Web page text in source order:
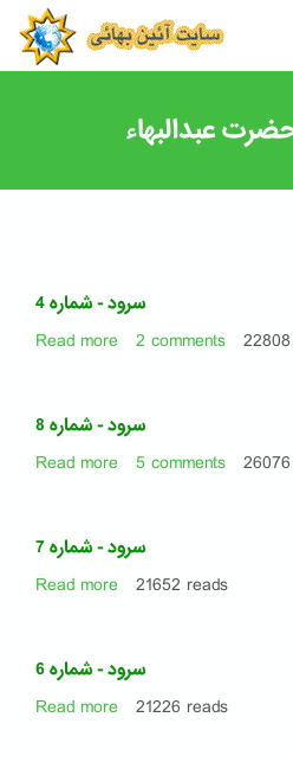
Skip
main
عبدالبهاء
سرود - شماره 4
Read more about
4
2 comments
سرود - شماره 8
Read more about
8
5 comments
سرود - شماره 7
Read more about
7
21652 reads
سرود - شماره 6
Read more about
21226 reads